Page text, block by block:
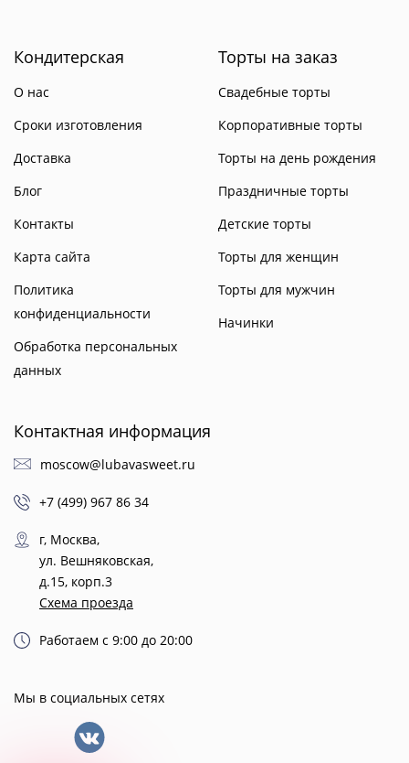
Кондитерская
О нас
Сроки изготовления
Доставка
Блог
Контакты
Карта сайта
Политика
конфиденциальности
Обработка персональных
данных
Торты на заказ
Свадебные торты
Корпоративные торты
Торты на день рождения
Праздничные торты
Детские торты
Торты для женщин
Торты для мужчин
Начинки
Контактная информация
moscow@lubavasweet.ru
+7 (499) 967 86 34
г, Москва,
ул. Вешняковская,
д.15, корп.3
Схема проезда
Работаем с 9:00 до 20:00
Мы в социальных сетях